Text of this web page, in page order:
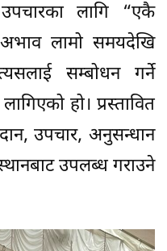
लागि “एकै
लामो समयदेखि
सम्बोधन गर्ने
हो। प्रस्तावित
उपचार, अनुसन्धान
उपलब्ध गराउने